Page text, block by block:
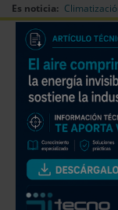
Es noticia:
Redes Sociales
Nivel
remoto